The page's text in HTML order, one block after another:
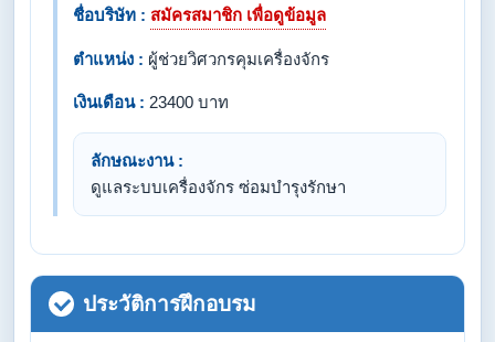
ชื่อบริษัท : สมัครสมาชิก เพื่อดูข้อมูล
ตำแหน่ง : ผู้ช่วยวิศวกรคุมเครื่องจักร
เงินเดือน : 23400 บาท
ลักษณะงาน :
ดูแลระบบเครื่องจักร ซ่อมบำรุงรักษา
ประวัติการฝึกอบรม